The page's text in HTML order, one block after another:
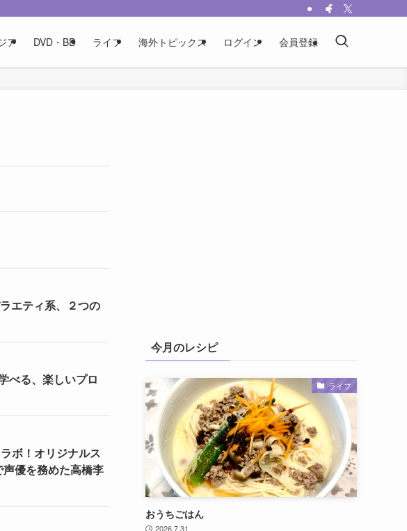
ア DVD・BD ライフ 海外トピックス ログイン 会員登録
エティ系、２つの
べる、楽しいプロ
ボ！オリジナルス
優を務めた高橋李
今月のレシピ
ライフ
おうちごはん
2026.7.31